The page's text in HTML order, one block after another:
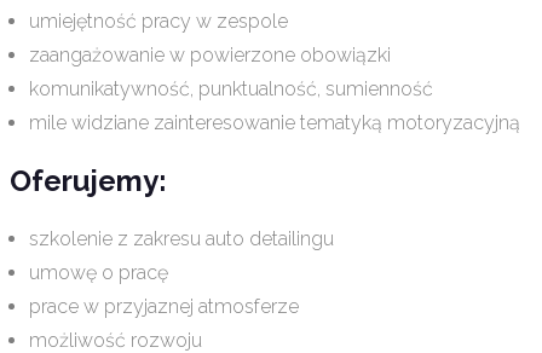
umiejętność pracy w zespole
zaangażowanie w powierzone obowiązki
komunikatywność, punktualność, sumienność
mile widziane zainteresowanie tematyką motoryzacyjną
Oferujemy:
szkolenie z zakresu auto detailingu
umowę o pracę
prace w przyjaznej atmosferze
możliwość rozwoju